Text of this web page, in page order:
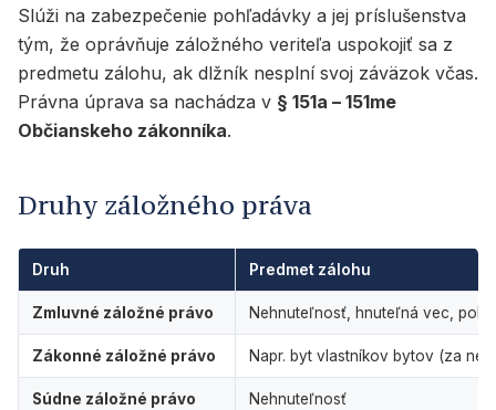
Slúži na zabezpečenie pohľadávky a jej príslušenstva
tým, že oprávňuje záložného veriteľa uspokojiť sa z
predmetu zálohu, ak dlžník nesplní svoj záväzok včas.
Právna úprava sa nachádza v § 151a – 151me
Občianskeho zákonníka.
Druhy záložného práva
Druh Predmet zálohu
Zmluvné záložné právo Nehnuteľnosť, hnuteľná vec,
Zákonné záložné právo Napr. byt vlastníkov bytov (za
Súdne záložné právo Nehnuteľnosť